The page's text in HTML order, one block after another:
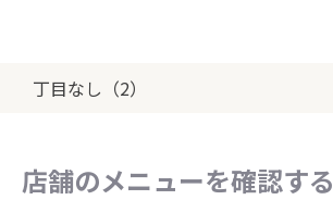
丁目なし（2）
店舗のメニューを確認する